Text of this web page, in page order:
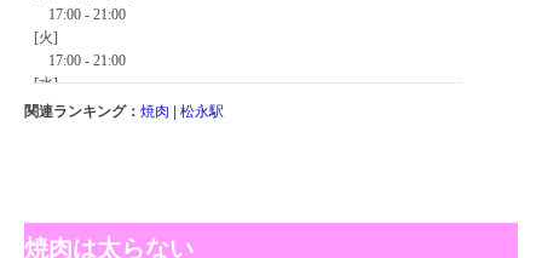
関連ランキング： 焼肉 松永駅
焼肉は太らない